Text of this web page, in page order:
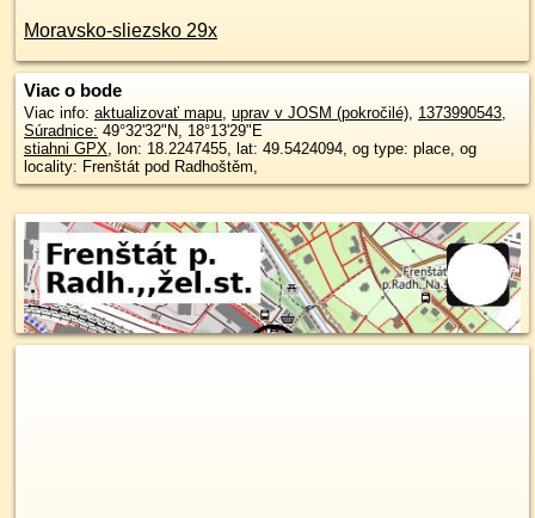
Moravsko-sliezsko 29x
Viac o bode
Viac info: aktualizovať mapu, uprav v JOSM (pokročilé), 1373990543,
Súradnice: 49°32'32"N, 18°13'29"E
stiahni GPX, lon: 18.2247455, lat: 49.5424094, og type: place, og
locality: Frenštát pod Radhoštěm,